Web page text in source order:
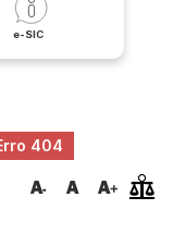
e-SIC
404